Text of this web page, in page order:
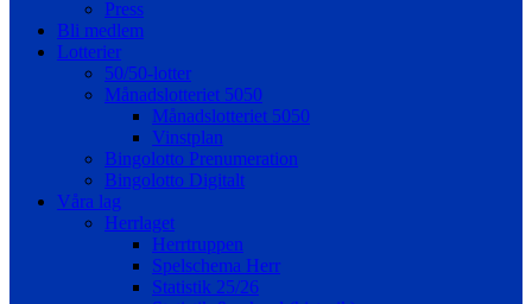
Press
Bli medlem
Lotterier
50/50-lotter
Månadslotteriet 5050
Månadslotteriet 5050
Vinstplan
Bingolotto Prenumeration
Bingolotto Digitalt
Våra lag
Herrlaget
Herrtruppen
Spelschema Herr
Statistik 25/26